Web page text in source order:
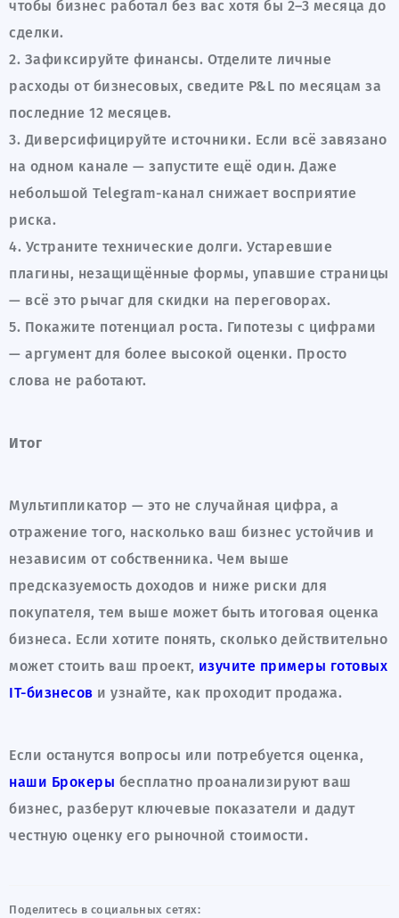
чтобы бизнес работал без вас хотя бы 2–3 месяца до
сделки.
2. Зафиксируйте финансы. Отделите личные
расходы от бизнесовых, сведите P&L по месяцам за
последние 12 месяцев.
3. Диверсифицируйте источники. Если всё завязано
на одном канале — запустите ещё один. Даже
небольшой Telegram-канал снижает восприятие
риска.
4. Устраните технические долги. Устаревшие
плагины, незащищённые формы, упавшие страницы
— всё это рычаг для скидки на переговорах.
5. Покажите потенциал роста. Гипотезы с цифрами
— аргумент для более высокой оценки. Просто
слова не работают.
Итог
Мультипликатор — это не случайная цифра, а
отражение того, насколько ваш бизнес устойчив и
независим от собственника. Чем выше
предсказуемость доходов и ниже риски для
покупателя, тем выше может быть итоговая оценка
бизнеса. Если хотите понять, сколько действительно
может стоить ваш проект, изучите примеры готовых
IT-бизнесов и узнайте, как проходит продажа.
Если останутся вопросы или потребуется оценка,
наши Брокеры бесплатно проанализируют ваш
бизнес, разберут ключевые показатели и дадут
честную оценку его рыночной стоимости.
Поделитесь в социальных сетях: